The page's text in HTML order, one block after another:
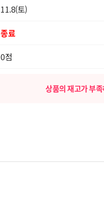
11.8(토)
종료
0점
상품의 재고가 부